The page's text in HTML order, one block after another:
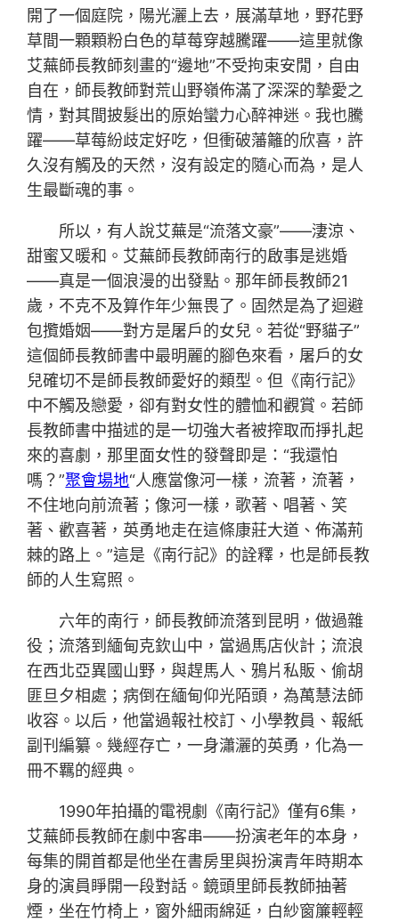
開了一個庭院，陽光灑上去，展滿草地，野花野
草間一顆顆粉白色的草莓穿越騰躍——這里就像
艾蕪師長教師刻畫的“邊地”不受拘束安閒，自由
自在，師長教師對荒山野嶺佈滿了深深的摯愛之
情，對其間披髮出的原始蠻力心醉神迷。我也騰
躍——草莓紛歧定好吃，但衝破藩籬的欣喜，許
久沒有觸及的天然，沒有設定的隨心而為，是人
生最斷魂的事。
所以，有人說艾蕪是“流落文豪”——淒涼、
甜蜜又暖和。艾蕪師長教師南行的啟事是逃婚
——真是一個浪漫的出發點。那年師長教師21
歲，不克不及算作年少無畏了。固然是為了迴避
包攬婚姻——對方是屠戶的女兒。若從“野貓子”
這個師長教師書中最明麗的腳色來看，屠戶的女
兒確切不是師長教師愛好的類型。但《南行記》
中不觸及戀愛，卻有對女性的體恤和觀賞。若師
長教師書中描述的是一切強大者被搾取而掙扎起
來的喜劇，那里面女性的發聲即是：“我還怕
嗎？”聚會場地“人應當像河一樣，流著，流著，
不住地向前流著；像河一樣，歌著、唱著、笑
著、歡喜著，英勇地走在這條康莊大道、佈滿荊
棘的路上。”這是《南行記》的詮釋，也是師長教
師的人生寫照。
六年的南行，師長教師流落到昆明，做過雜
役；流落到緬甸克欽山中，當過馬店伙計；流浪
在西北亞異國山野，與趕馬人、鴉片私販、偷胡
匪旦夕相處；病倒在緬甸仰光陌頭，為萬慧法師
收容。以后，他當過報社校訂、小學教員、報紙
副刊編纂。幾經存亡，一身瀟灑的英勇，化為一
冊不羈的經典。
1990年拍攝的電視劇《南行記》僅有6集，
艾蕪師長教師在劇中客串——扮演老年的本身，
每集的開首都是他坐在書房里與扮演青年時期本
身的演員睜開一段對話。鏡頭里師長教師抽著
煙，坐在竹椅上，窗外細雨綿延，白紗窗簾輕輕